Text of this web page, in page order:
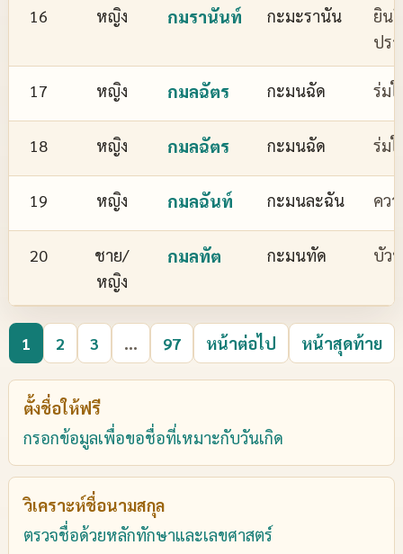
16 หญิง กมรานันท์ กะมะรานัน
ยิน
ปร
17 หญิง กมลฉัตร กะมนฉัด ร่มใ
18 หญิง กมลฉัตร กะมนฉัด ร่มใ
19 หญิง กมลฉันท์ กะมนละฉัน คว
20
ชาย/
หญิง
กมลทัต กะมนทัด บัว
1 2 3 ... 97 หน้าต่อไป หน้าสุดท้าย
ตั้งชื่อให้ฟรี
กรอกข้อมูลเพื่อขอชื่อที่เหมาะกับวันเกิด
วิเคราะห์ชื่อนามสกุล
ตรวจชื่อด้วยหลักทักษาและเลขศาสตร์